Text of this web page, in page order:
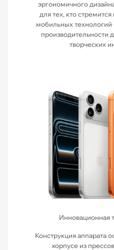
эргономичного
для тех, кто
мобильных
производительности
творческих
Инновационная
Конструкция аппарата
корпусе из